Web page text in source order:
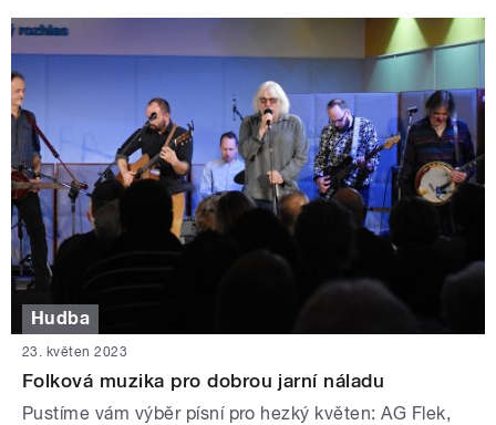
Hudba
23. květen 2023
Folková muzika pro dobrou jarní náladu
Pustíme vám výběr písní pro hezký květen: AG Flek,